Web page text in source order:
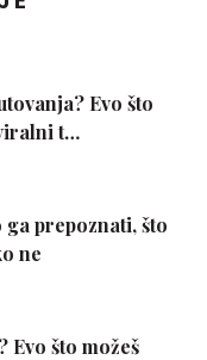
Evo što
t…
prepoznati, što
ne
Evo što možeš